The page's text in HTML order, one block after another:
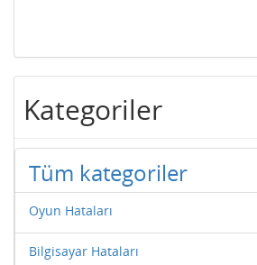
Kategoriler
Tüm kategoriler
Oyun Hataları
Bilgisayar Hataları